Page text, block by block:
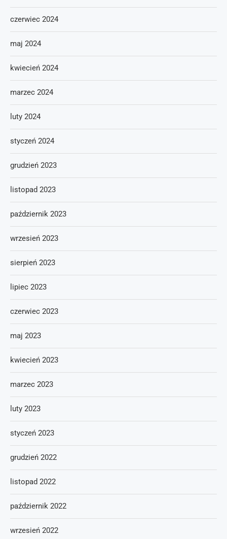
czerwiec 2024
maj 2024
kwiecień 2024
marzec 2024
luty 2024
styczeń 2024
grudzień 2023
listopad 2023
październik 2023
wrzesień 2023
sierpień 2023
lipiec 2023
czerwiec 2023
maj 2023
kwiecień 2023
marzec 2023
luty 2023
styczeń 2023
grudzień 2022
listopad 2022
październik 2022
wrzesień 2022